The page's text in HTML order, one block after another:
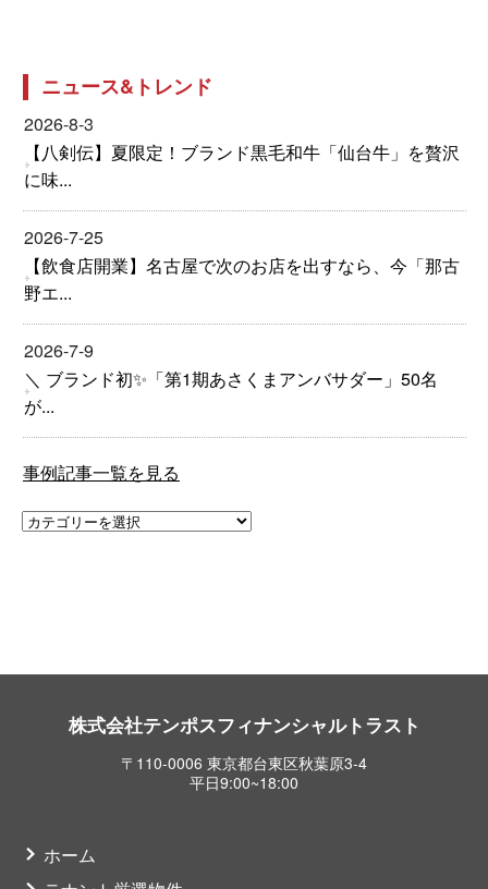
ニュース&トレンド
2026-8-3
【八剣伝】夏限定！ブランド黒毛和牛「仙台牛」を贅沢
に味...
2026-7-25
【飲食店開業】名古屋で次のお店を出すなら、今「那古
野エ...
2026-7-9
＼ ブランド初✨「第1期あさくまアンバサダー」50名
が...
事例記事一覧を見る
株式会社テンポスフィナンシャルトラスト
〒110-0006 東京都台東区秋葉原3-4
平日9:00~18:00
ホーム